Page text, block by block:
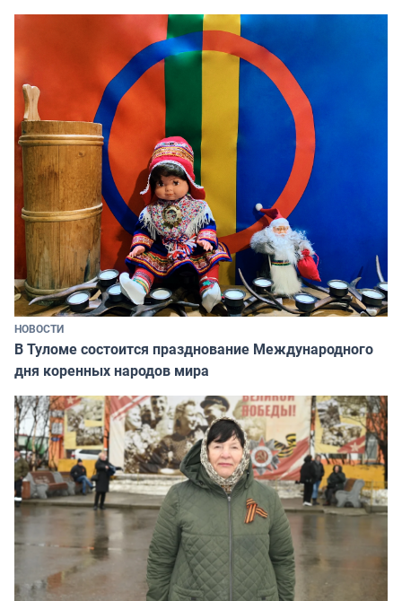
НОВОСТИ
В Туломе состоится празднование Международного
дня коренных народов мира